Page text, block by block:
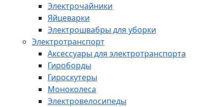
Электрочайники
Яйцеварки
Электрошвабры для уборки
Электротранспорт
Аксессуары для электротранспорта
Гироборды
Гироскутеры
Моноколеса
Электровелосипеды